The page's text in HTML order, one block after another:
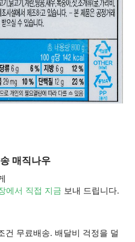
매직나우
에서 직접 지금 보내 드립니다.
건 무료배송. 배달비 걱정을 덜